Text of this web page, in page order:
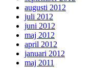
augusti 2012
juli 2012
juni 2012
maj 2012
april 2012
januari 2012
maj 2011